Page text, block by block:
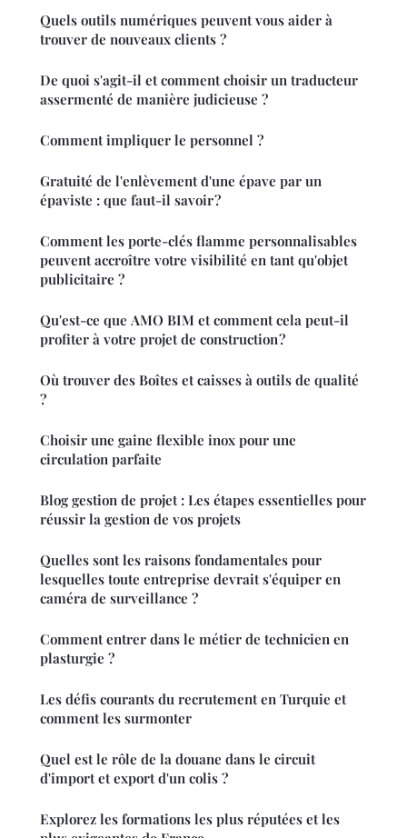
Quels outils numériques peuvent vous aider à
trouver de nouveaux clients ?
De quoi s'agit-il et comment choisir un traducteur
assermenté de manière judicieuse ?
Comment impliquer le personnel ?
Gratuité de l'enlèvement d'une épave par un
épaviste : que faut-il savoir ?
Comment les porte-clés flamme personnalisables
peuvent accroître votre visibilité en tant qu'objet
publicitaire ?
Qu'est-ce que AMO BIM et comment cela peut-il
profiter à votre projet de construction ?
Où trouver des Boîtes et caisses à outils de qualité
?
Choisir une gaine flexible inox pour une
circulation parfaite
Blog gestion de projet : Les étapes essentielles pour
réussir la gestion de vos projets
Quelles sont les raisons fondamentales pour
lesquelles toute entreprise devrait s'équiper en
caméra de surveillance ?
Comment entrer dans le métier de technicien en
plasturgie ?
Les défis courants du recrutement en Turquie et
comment les surmonter
Quel est le rôle de la douane dans le circuit
d'import et export d'un colis ?
Explorez les formations les plus réputées et les